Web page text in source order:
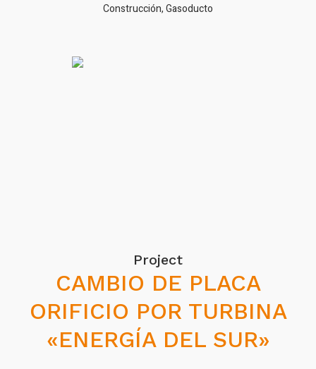
Construcción,Gasoducto
Project
CAMBIO DE PLACA
ORIFICIO POR TURBINA
«ENERGÍA DEL SUR»